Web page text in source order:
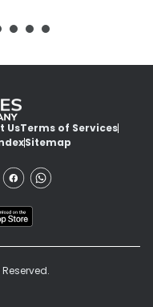
UsTerms of Services
Sitemap